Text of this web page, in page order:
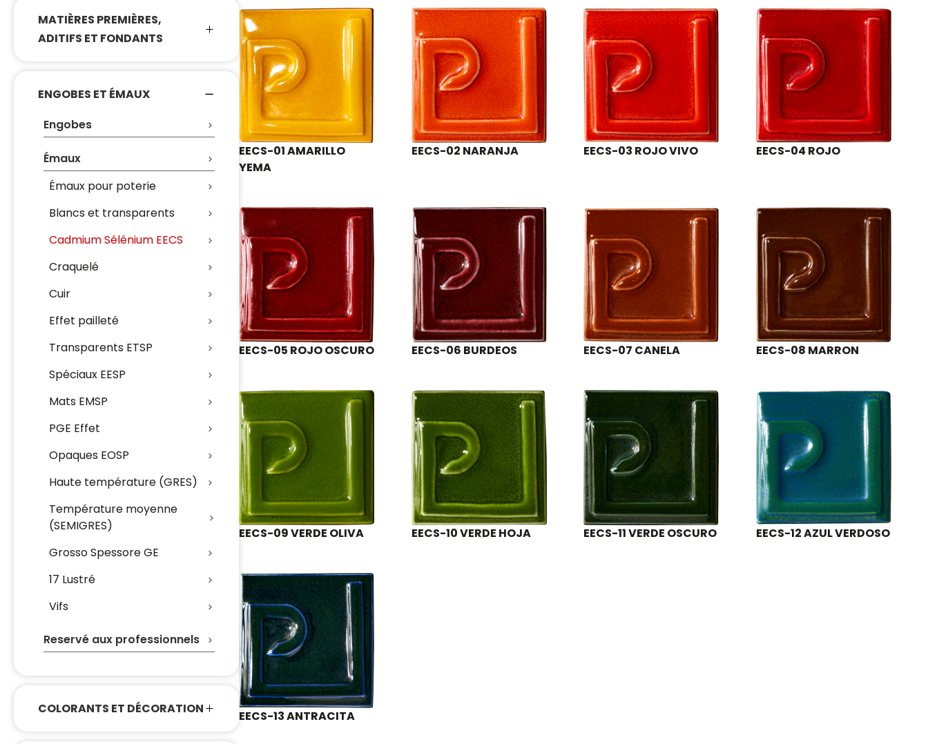
MATIÈRES PREMIÈRES,
ADITIFS ET FONDANTS
ENGOBES ET ÉMAUX
Engobes
Émaux
Émaux pour poterie
Blancs et transparents
Cadmium Sélénium EECS
Craquelé
Cuir
Effet pailleté
Transparents ETSP
Spéciaux EESP
Mats EMSP
PGE Effet
Opaques EOSP
Haute température (GRES)
Température moyenne
(SEMIGRES)
Grosso Spessore GE
17 Lustré
Vifs
Reservé aux professionnels
COLORANTS ET DÉCORATION
EECS-01 AMARILLO
YEMA
EECS-02 NARANJA EECS-03 ROJO VIVO EECS-04 ROJO
EECS-05 ROJO OSCURO EECS-06 BURDEOS EECS-07 CANELA EECS-08 MARRON
EECS-09 VERDE OLIVA EECS-10 VERDE HOJA EECS-11 VERDE OSCURO EECS-12 AZUL VERDOSO
EECS-13 ANTRACITA